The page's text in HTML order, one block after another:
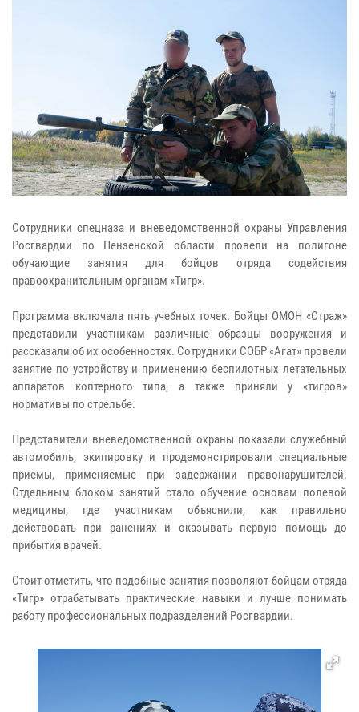
Сотрудники спецназа и вневедомственной охраны Управления
Росгвардии по Пензенской области провели на полигоне
обучающие занятия для бойцов отряда содействия
правоохранительным органам «Тигр».
Программа включала пять учебных точек. Бойцы ОМОН «Страж»
представили участникам различные образцы вооружения и
рассказали об их особенностях. Сотрудники СОБР «Агат» провели
занятие по устройству и применению беспилотных летательных
аппаратов коптерного типа, а также приняли у «тигров»
нормативы по стрельбе.
Представители вневедомственной охраны показали служебный
автомобиль, экипировку и продемонстрировали специальные
приемы, применяемые при задержании правонарушителей.
Отдельным блоком занятий стало обучение основам полевой
медицины, где участникам объяснили, как правильно
действовать при ранениях и оказывать первую помощь до
прибытия врачей.
Стоит отметить, что подобные занятия позволяют бойцам отряда
«Тигр» отрабатывать практические навыки и лучше понимать
работу профессиональных подразделений Росгвардии.